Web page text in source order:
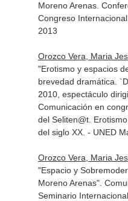
Moreno Arenas.
Congreso
2013
Orozco Vera, Maria
"Erotismo y espacios
brevedad dramática.
2010, espectáculo
Comunicación en
del Seliten@t.
del siglo XX. - UNED
Orozco Vera, Maria
"Espacio y
Moreno Arenas".
Seminario